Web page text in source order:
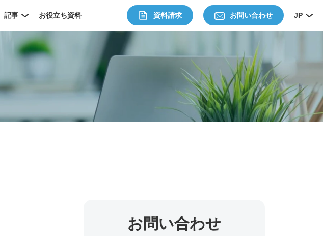
記事 お役立ち資料 JP
資料請求 お問い合わせ
お問い合わせ